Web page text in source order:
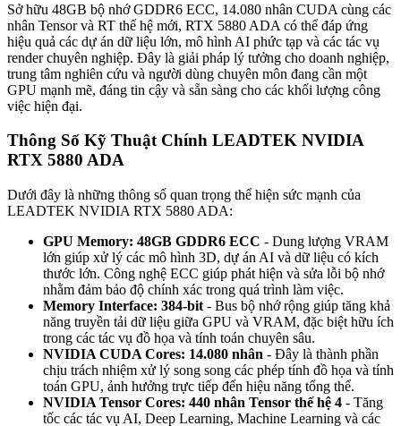
Sở hữu 48GB bộ nhớ GDDR6 ECC, 14.080 nhân CUDA cùng các
nhân Tensor và RT thế hệ mới, RTX 5880 ADA có thể đáp ứng
hiệu quả các dự án dữ liệu lớn, mô hình AI phức tạp và các tác vụ
render chuyên nghiệp. Đây là giải pháp lý tưởng cho doanh nghiệp,
trung tâm nghiên cứu và người dùng chuyên môn đang cần một
GPU mạnh mẽ, đáng tin cậy và sẵn sàng cho các khối lượng công
việc hiện đại.
Thông Số Kỹ Thuật Chính LEADTEK NVIDIA
RTX 5880 ADA
Dưới đây là những thông số quan trọng thể hiện sức mạnh của
LEADTEK NVIDIA RTX 5880 ADA:
GPU Memory: 48GB GDDR6 ECC - Dung lượng VRAM
lớn giúp xử lý các mô hình 3D, dự án AI và dữ liệu có kích
thước lớn. Công nghệ ECC giúp phát hiện và sửa lỗi bộ nhớ
nhằm đảm bảo độ chính xác trong quá trình làm việc.
Memory Interface: 384-bit - Bus bộ nhớ rộng giúp tăng khả
năng truyền tải dữ liệu giữa GPU và VRAM, đặc biệt hữu ích
trong các tác vụ đồ họa và tính toán chuyên sâu.
NVIDIA CUDA Cores: 14.080 nhân - Đây là thành phần
chịu trách nhiệm xử lý song song các phép tính đồ họa và tính
toán GPU, ảnh hưởng trực tiếp đến hiệu năng tổng thể.
NVIDIA Tensor Cores: 440 nhân Tensor thế hệ 4 - Tăng
tốc các tác vụ AI, Deep Learning, Machine Learning và các